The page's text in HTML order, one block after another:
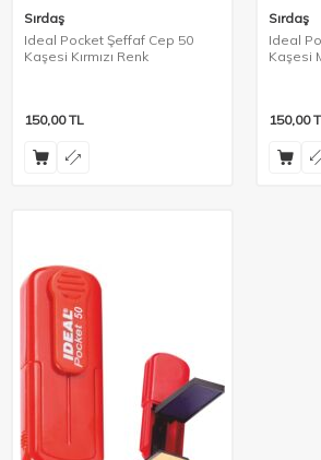
Sırdaş
Ideal Pocket Şeffaf Cep 50
Kaşesi Kırmızı Renk
150,00TL
Sırdaş
Ideal
Kaşesi
150,00